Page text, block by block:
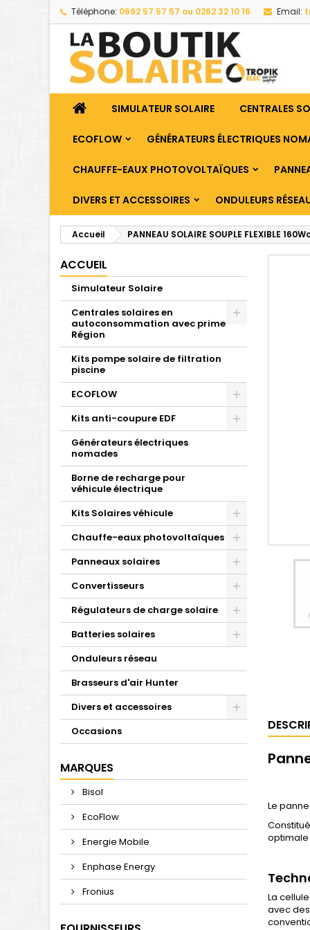
Téléphone: 0692 57 57 57 ou 0262 32 10 16 Email:
SIMULATEUR SOLAIRE CENTRALES
ECOFLOW GÉNÉRATEURS ÉLECTRIQUES
CHAUFFE-EAUX PHOTOVOLTAÏQUES
DIVERS ET ACCESSOIRES ONDULEURS
Accueil PANNEAU SOLAIRE SOUPLE FLEXIBLE
ACCUEIL
Simulateur Solaire
Centrales solaires en
autoconsommation avec prime
Région
Kits pompe solaire de filtration
piscine
ECOFLOW
Kits anti-coupure EDF
Générateurs électriques
nomades
Borne de recharge pour
véhicule électrique
Kits Solaires véhicule
Chauffe-eaux photovoltaïques
Panneaux solaires
Convertisseurs
Régulateurs de charge solaire
Batteries solaires
Onduleurs réseau
Brasseurs d'air Hunter
Divers et accessoires
Occasions
MARQUES
Bisol
EcoFlow
Energie Mobile
Enphase Energy
Fronius
Le
La
avec